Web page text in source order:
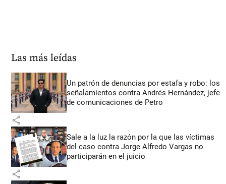
Las más leídas
Un patrón de denuncias por estafa y robo: los
señalamientos contra Andrés Hernández, jefe
de comunicaciones de Petro
share
Sale a la luz la razón por la que las víctimas
del caso contra Jorge Alfredo Vargas no
participarán en el juicio
share